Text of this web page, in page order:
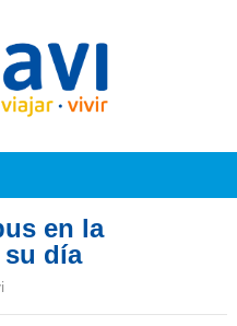
en la
día